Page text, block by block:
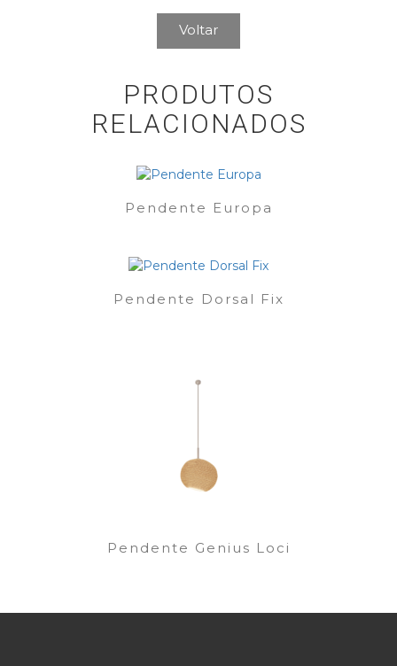
Voltar
PRODUTOS
RELACIONADOS
Pendente Europa
Pendente Dorsal Fix
Pendente Genius Loci